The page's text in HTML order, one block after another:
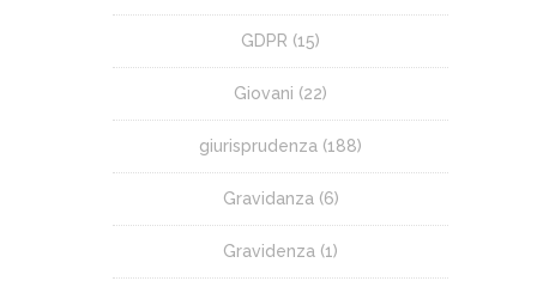
GDPR (15)
Giovani (22)
giurisprudenza (188)
Gravidanza (6)
Gravidenza (1)